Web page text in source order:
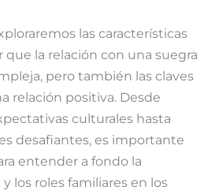
las características
la relación con una suegra
pero también las claves
relación positiva. Desde
culturales hasta
desafiantes, es importante
entender a fondo la
los roles familiares en los